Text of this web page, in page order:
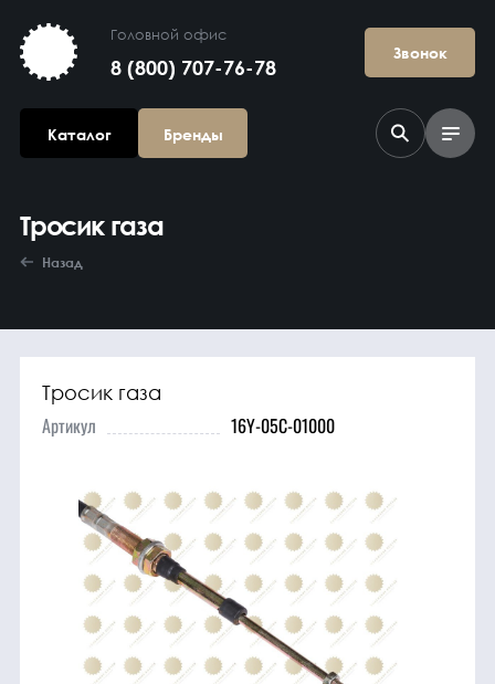
Головной офис
8 (800) 707-76-78
Звонок
Каталог Бренды
Агрегаты в
сборе
трансмиссия
ГСМ
Детали
двигателя
Тросик газа
Назад
Тросик газа
Артикул 16Y-05C-01000